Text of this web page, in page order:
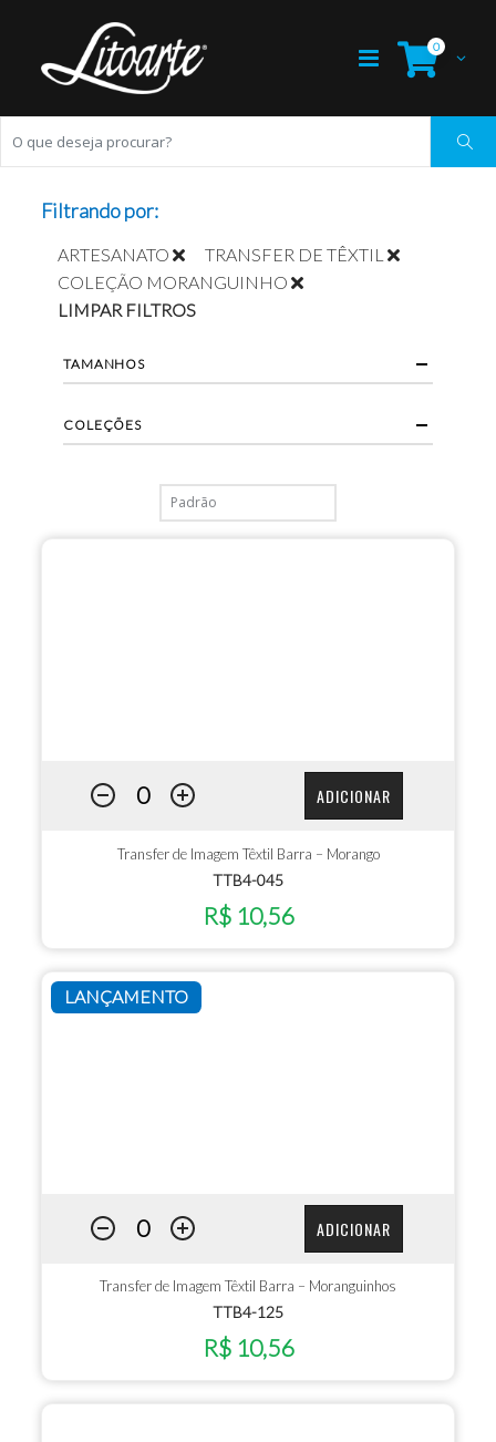
0
ADICIONAR
Transfer de Imagem Têxtil Barra – Morango
TTB4-045
R$ 10,56
LANÇAMENTO
ADICIONAR
Transfer de Imagem Têxtil Barra – Moranguinhos
TTB4-125
R$ 10,56
Filtrando por:
ARTESANATO
TRANSFER DE TÊXTIL
COLEÇÃO MORANGUINHO
LIMPAR FILTROS
TAMANHOS
COLEÇÕES